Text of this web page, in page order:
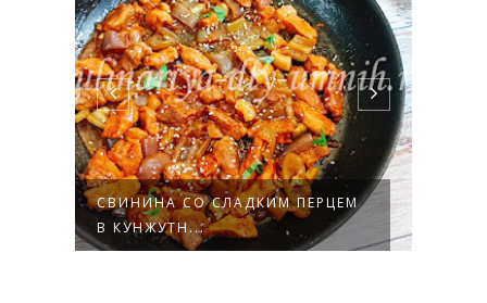
СВИНИНА СО СЛАДКИМ ПЕРЦЕМ
В КУНЖУТН...